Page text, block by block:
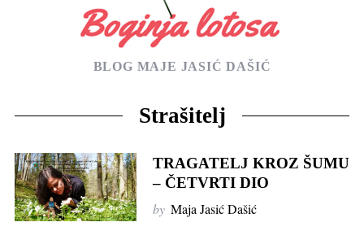
BLOG MAJE JASIĆ DAŠIĆ
Strašitelj
TRAGATELJ KROZ ŠUMU
– ČETVRTI DIO
by Maja Jasić Dašić